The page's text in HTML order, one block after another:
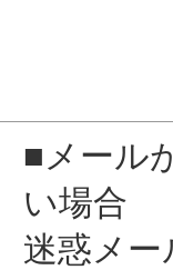
■メール
い場合
迷惑メー